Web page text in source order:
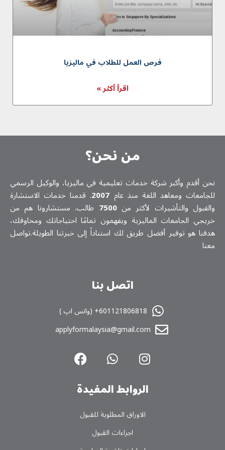
فرص العمل للطلاب في ماليزيا
اقرأ أكثر »
من نحن؟
نحن أقدم وأكبر شركة خدمات تعلیمیة في ماليزيا، والوكيل الرسمي
للجامعات ومعاهد اللغة منذ عام 2007. قدمنا خدمات الاستشارة
والقبول والتأشيرات لأكثر من7500 طالب. مستشارونا هم من
خريجي الجامعات الماليزية ويفهمون تمامًا احتياجاتك ومخاوفك،
هدفنا هو توفير أفضل طريق لك استناداً إلى خبرتنا الطويلة.تواصل
معنا
اتصل بنا
601121806818+ (واتس اپ )
applyformalaysia@gmail.com
الروابط المفیدة
الاوراق المطلوبة للقبول
اجراءات القبول